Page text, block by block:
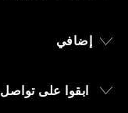
إضافي
ابقوا على تواصل